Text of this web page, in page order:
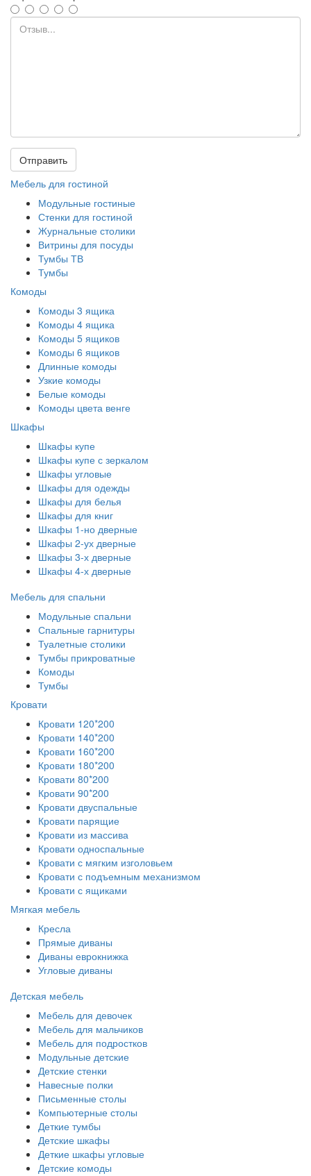
Отправить
Мебель для гостиной
Модульные гостиные
Стенки для гостиной
Журнальные столики
Витрины для посуды
Тумбы ТВ
Тумбы
Комоды
Комоды 3 ящика
Комоды 4 ящика
Комоды 5 ящиков
Комоды 6 ящиков
Длинные комоды
Узкие комоды
Белые комоды
Комоды цвета венге
Шкафы
Шкафы купе
Шкафы купе с зеркалом
Шкафы угловые
Шкафы для одежды
Шкафы для белья
Шкафы для книг
Шкафы 1-но дверные
Шкафы 2-ух дверные
Шкафы 3-х дверные
Шкафы 4-х дверные
Мебель для спальни
Модульные спальни
Спальные гарнитуры
Туалетные столики
Тумбы прикроватные
Комоды
Тумбы
Кровати
Кровати 120*200
Кровати 140*200
Кровати 160*200
Кровати 180*200
Кровати 80*200
Кровати 90*200
Кровати двуспальные
Кровати парящие
Кровати из массива
Кровати односпальные
Кровати с мягким изголовьем
Кровати с подъемным механизмом
Кровати с ящиками
Мягкая мебель
Кресла
Прямые диваны
Диваны еврокнижка
Угловые диваны
Детская мебель
Мебель для девочек
Мебель для мальчиков
Мебель для подростков
Модульные детские
Детские стенки
Навесные полки
Письменные столы
Компьютерные столы
Деткие тумбы
Детские шкафы
Деткие шкафы угловые
Детские комоды